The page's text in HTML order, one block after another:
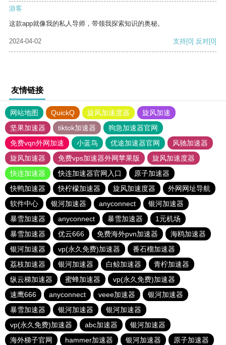
游客
这款app就像我的私人导师，带领我探索知识的奥秘。
2024-04-02 支持[0] 反对[0]
友情链接
网站地图 QuickQ 旋风加速度器
旋风加速
坚果加速器
tiktok加速器
狗急加速器官网
免费vqn外网加速
小蓝鸟 优途加速器官网
风驰加速器
旋风加速器
免费vps加速器外网苹果版
旋风加速度器
快连加速器
快连加速器官网入口
原子加速器
快鸭加速器
快柠檬加速器 旋风加速度器
外网网址导航
软件中心
银河加速器 anyconnect
银河加速器
暴雪加速器
anyconnect 暴雪加速器
1元机场
暴雪加速器
优云666 免费海外pvn加速器
海鸥加速器
银河加速器
vp(永久免费)加速器
番石榴加速器
荔枝加速器
银河加速器 白鲸加速器
青柠加速器
纵云梯加速器
蜜蜂加速器
vp(永久免费)加速器
速鹰666
anyconnect veee加速器
银河加速器
暴雪加速器
银河加速器
银河加速器
vp(永久免费)加速器
abc加速器
银河加速器
海外梯子官网
hammer加速器 银河加速器 原子加速器